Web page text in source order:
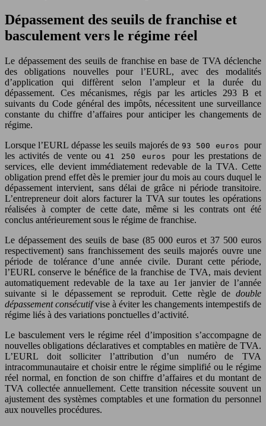
Dépassement des seuils de franchise et
basculement vers le régime réel
Le dépassement des seuils de franchise en base de TVA déclenche
des obligations nouvelles pour l’EURL, avec des modalités
d’application qui diffèrent selon l’ampleur et la durée du
dépassement. Ces mécanismes, régis par les articles 293 B et
suivants du Code général des impôts, nécessitent une surveillance
constante du chiffre d’affaires pour anticiper les changements de
régime.
Lorsque l’EURL dépasse les seuils majorés de 93 500 eurospour
les activités de vente ou 41 250 eurospour les prestations de
services, elle devient immédiatement redevable de la TVA. Cette
obligation prend effet dès le premier jour du mois au cours duquel le
dépassement intervient, sans délai de grâce ni période transitoire.
L’entrepreneur doit alors facturer la TVA sur toutes les opérations
réalisées à compter de cette date, même si les contrats ont été
conclus antérieurement sous le régime de franchise.
Le dépassement des seuils de base (85 000 euros et 37 500 euros
respectivement) sans franchissement des seuils majorés ouvre une
période de tolérance d’une année civile. Durant cette période,
l’EURL conserve le bénéfice de la franchise de TVA, mais devient
automatiquement redevable de la taxe au 1er janvier de l’année
suivante si le dépassement se reproduit. Cette règle de double
dépassement consécutifvise à éviter les changements intempestifs de
régime liés à des variations ponctuelles d’activité.
Le basculement vers le régime réel d’imposition s’accompagne de
nouvelles obligations déclaratives et comptables en matière de TVA.
L’EURL doit solliciter l’attribution d’un numéro de TVA
intracommunautaire et choisir entre le régime simplifié ou le régime
réel normal, en fonction de son chiffre d’affaires et du montant de
TVA collectée annuellement. Cette transition nécessite souvent un
ajustement des systèmes comptables et une formation du personnel
aux nouvelles procédures.